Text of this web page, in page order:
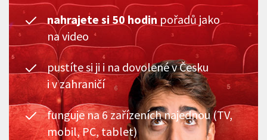
nahrajete si 50 hodin pořadů jako
na video
pustíte si ji i na dovolené v Česku
i v zahraničí
funguje na 6 zařízeních najednou (TV,
mobil, PC, tablet)